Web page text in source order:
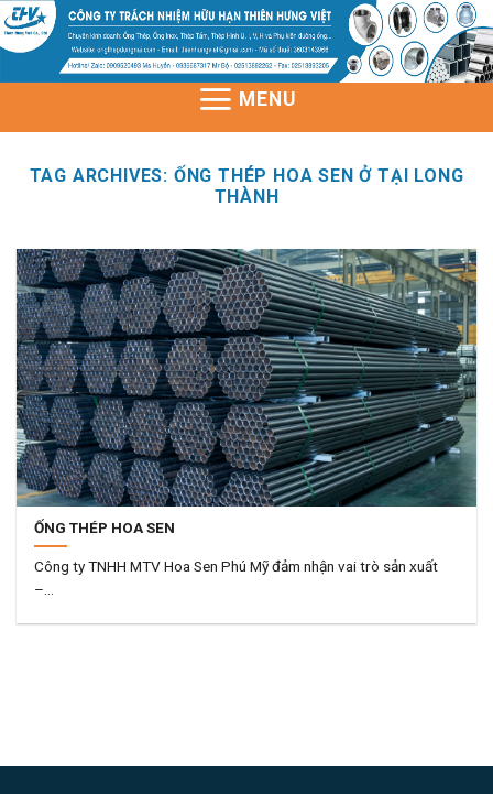
Skip
to
MENU
TAG ARCHIVES: ỐNG THÉP HOA SEN Ở TẠI LONG
THÀNH
ỐNG THÉP HOA SEN
Công ty TNHH MTV Hoa Sen Phú Mỹ đảm nhận vai trò sản xuất
–...